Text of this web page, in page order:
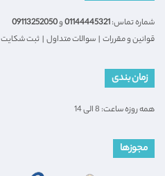
شماره تماس:01144445321و09113252050
قوانین و مقررات | سوالات متداول | ثبت شکایت
زمان بندی
همه روزه ساعت: 8 الی 14
مجوزها